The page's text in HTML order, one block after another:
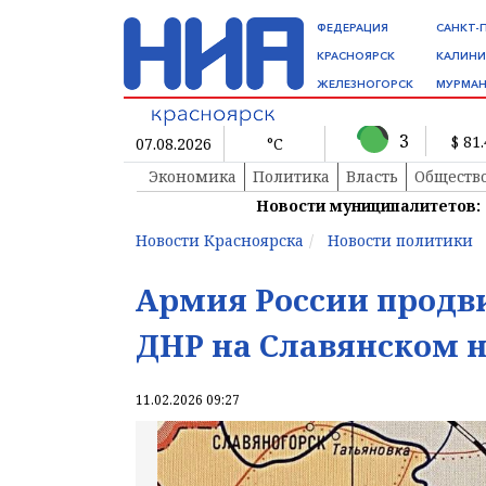
ФЕДЕРАЦИЯ
КРАСНОЯРСК
ЖЕЛЕЗНОГОРСК
САНКТ-
07.08.2026 °C 3
$
Экономика
Политика Власть
Новости муниципалитетов:
Новости Красноярска
Новости политики
Армия России
ДНР на Славянском
11.02.2026 09:27